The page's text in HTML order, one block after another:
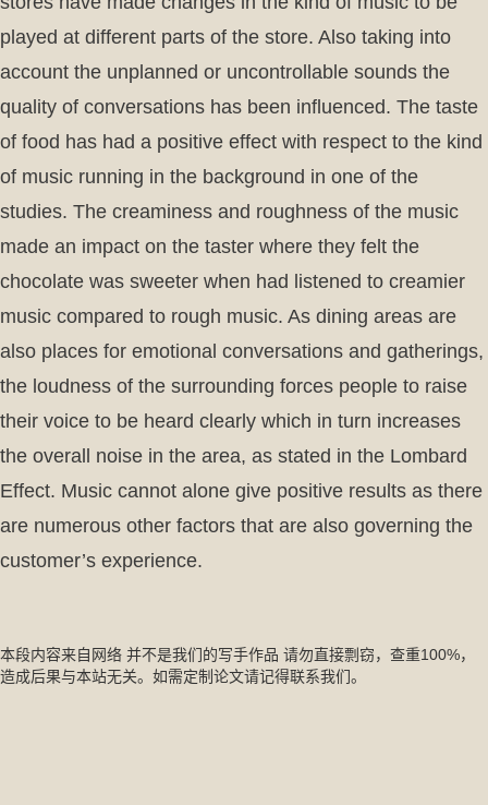
played at different parts of the store. Also taking into
account the unplanned or uncontrollable sounds the
quality of conversations has been influenced. The taste
of food has had a positive effect with respect to the kind
of music running in the background in one of the
studies. The creaminess and roughness of the music
made an impact on the taster where they felt the
chocolate was sweeter when had listened to creamier
music compared to rough music. As dining areas are
also places for emotional conversations and gatherings,
the loudness of the surrounding forces people to raise
their voice to be heard clearly which in turn increases
the overall noise in the area, as stated in the Lombard
Effect. Music cannot alone give positive results as there
are numerous other factors that are also governing the
customer’s experience.
本段内容来自网络 并不是我们的写手作品 请勿直接剽窃，查重100%，
造成后果与本站无关。如需定制论文请记得联系我们。